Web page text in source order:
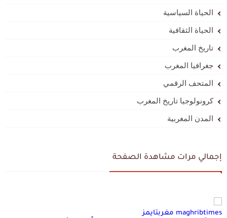
الحياة السياسية
الحياة الثقافية
تاريخ المغرب
جغرافيا المغرب
المتحف الرقمي
كرونولوجيا تاريخ المغرب
المدن المغربية
إجمالي مرات مشاهدة الصفحة
maghribtimes مغربتايمز